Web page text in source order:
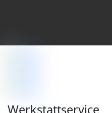
Werkstattservice